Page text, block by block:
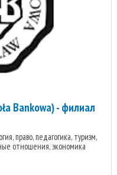
Bankowa) - филиал
право, педагогика, туризм,
отношения, экономика